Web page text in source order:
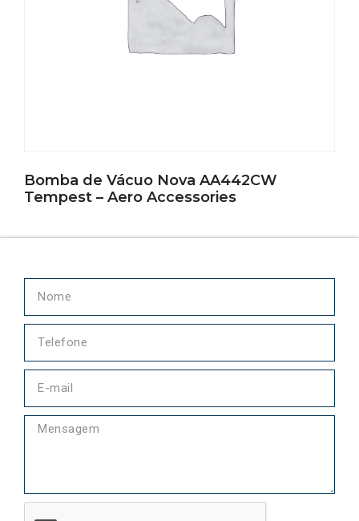
Bomba de Vácuo Nova AA442CW
Tempest – Aero Accessories